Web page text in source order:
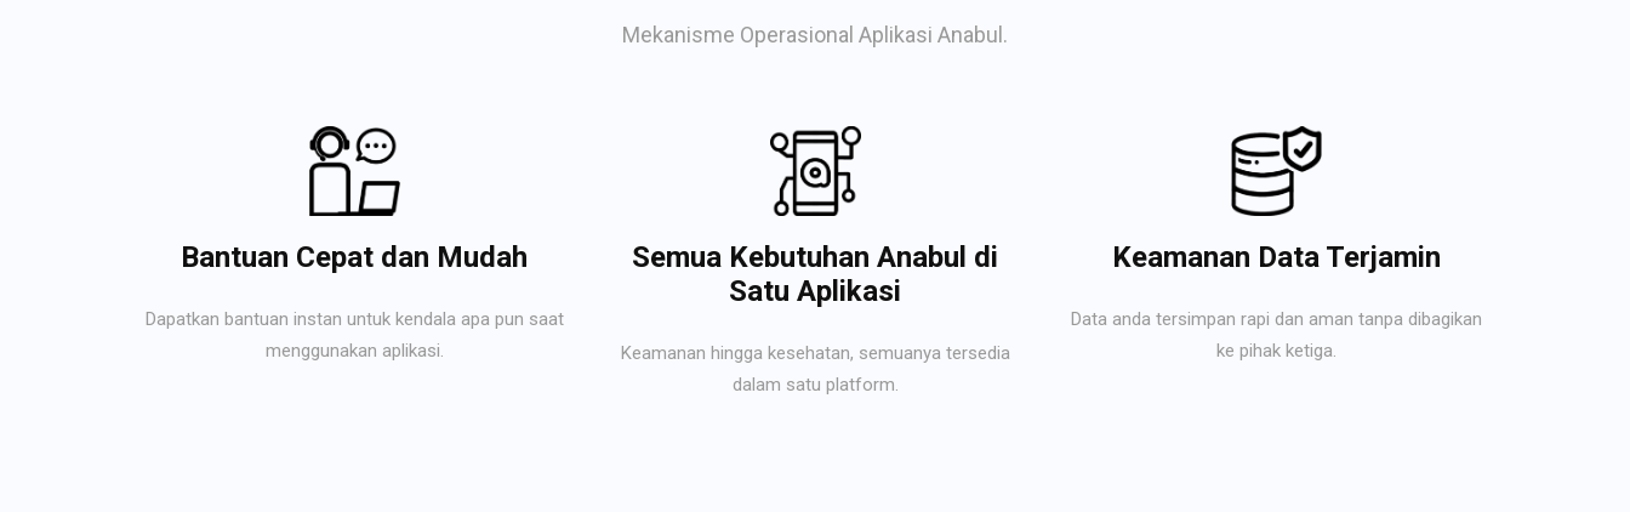
Mekanisme Operasional Aplikasi Anabul.
Bantuan Cepat dan Mudah
Dapatkan bantuan instan untuk kendala apa pun saat
menggunakan aplikasi.
Semua Kebutuhan Anabul di
Satu Aplikasi
Keamanan hingga kesehatan, semuanya tersedia
dalam satu platform.
Keamanan Data Terjamin
Data anda tersimpan rapi dan aman tanpa dibagikan
ke pihak ketiga.